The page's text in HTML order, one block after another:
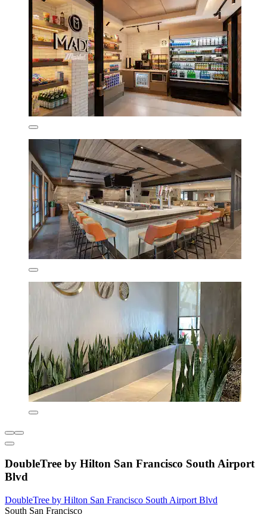
DoubleTree by Hilton San Francisco South Airport
Blvd
DoubleTree by Hilton San Francisco South Airport Blvd
South San Francisco